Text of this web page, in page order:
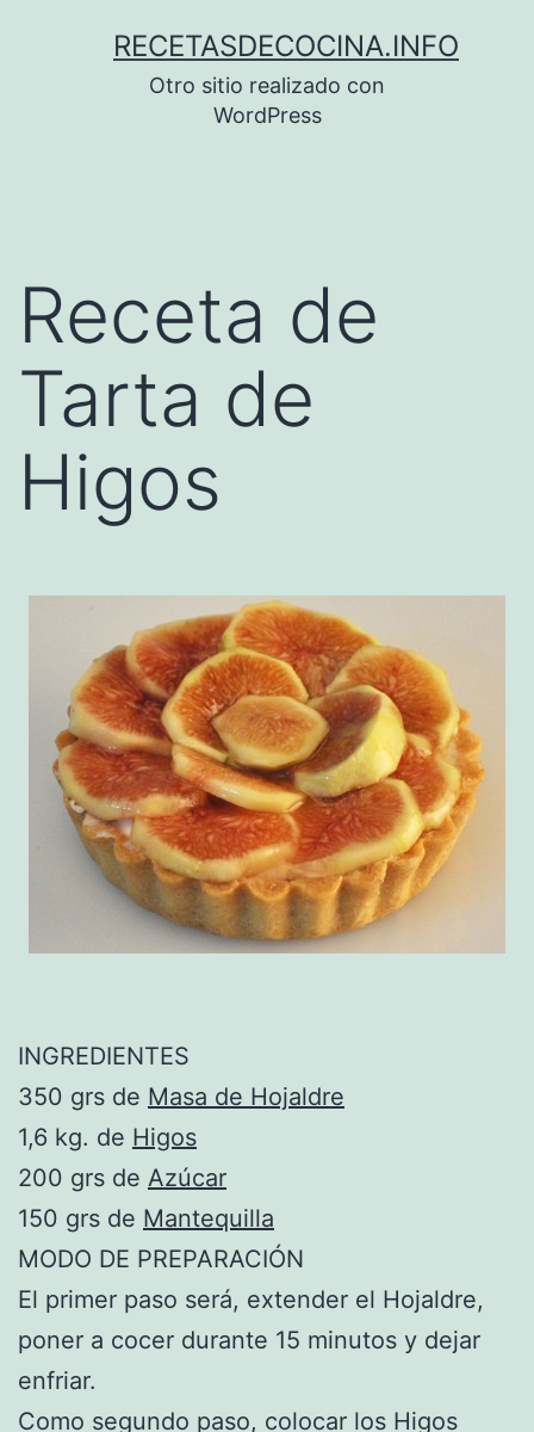
RECETASDECOCINA.INFO
Otro sitio realizado con
WordPress
Receta de
Tarta de
Higos
INGREDIENTES
350 grs de Masa de Hojaldre
1,6 kg. de Higos
200 grs de Azúcar
150 grs de Mantequilla
MODO DE PREPARACIÓN
El primer paso será, extender el Hojaldre,
poner a cocer durante 15 minutos y dejar
enfriar.
Como segundo paso, colocar los Higos